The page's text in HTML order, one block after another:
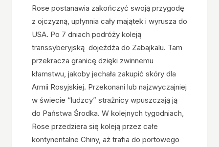
Rose postanawia zakończyć swoją przygodę
z ojczyzną, upłynnia cały majątek i wyrusza do
USA. Po 7 dniach podróży koleją
transsyberyjską dojeżdża do Zabajkalu. Tam
przekracza granicę dzięki zwinnemu
kłamstwu, jakoby jechała zakupić skóry dla
Armii Rosyjskiej. Przekonani lub najzwyczajniej
w świecie “ludzcy” strażnicy wpuszczają ją
do Państwa Środka. W kolejnych tygodniach,
Rose przedziera się koleją przez całe
kontynentalne Chiny, aż trafia do portowego